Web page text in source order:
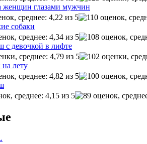
женщин глазами мужчин
собаки
с девочкой в лифте
лету